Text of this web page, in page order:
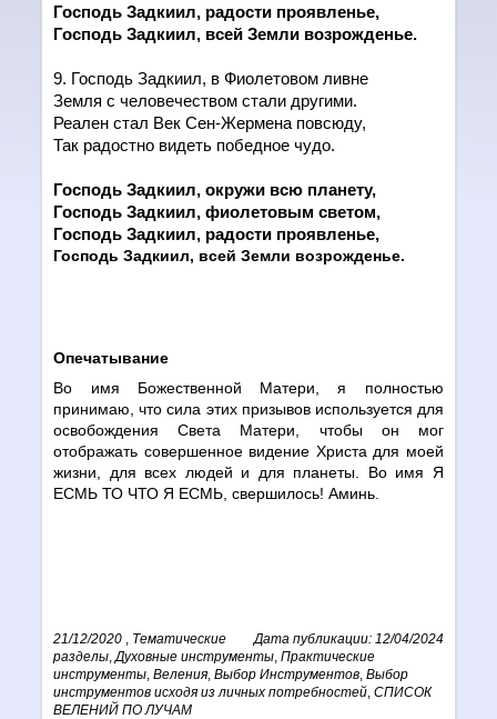
Господь Задкиил, радости проявленье,
Господь Задкиил, всей Земли возрожденье.
9. Господь Задкиил, в Фиолетовом ливне
Земля с человечеством стали другими.
Реален стал Век Сен-Жермена повсюду,
Так радостно видеть победное чудо.
Господь Задкиил, окружи всю планету,
Господь Задкиил, фиолетовым светом,
Господь Задкиил, радости проявленье,
Господь Задкиил, всей Земли возрожденье.
Опечатывание
Во имя Божественной Матери, я полностью
принимаю, что сила этих призывов используется для
освобождения Света Матери, чтобы он мог
отображать совершенное видение Христа для моей
жизни, для всех людей и для планеты. Во имя Я
ЕСМЬ ТО ЧТО Я ЕСМЬ, свершилось! Аминь.
21/12/2020 Дата публикации: 12/04/2024
Тематические
разделы ,Духовные инструменты ,Практические
инструменты ,Веления ,Выбор Инструментов ,Выбор
инструментов исходя из личных потребностей ,СПИСОК
ВЕЛЕНИЙ ПО ЛУЧАМ